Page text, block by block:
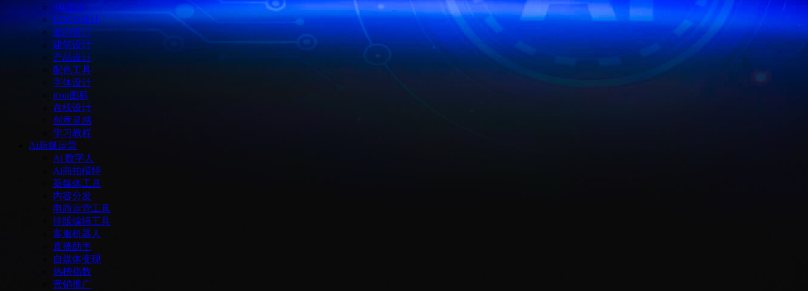
3D设计
LOGO设计
室内设计
建筑设计
产品设计
配色工具
字体设计
icon图标
在线设计
创意灵感
学习教程
Ai新媒运营
Ai 数字人
Ai商拍模特
新媒体工具
内容分发
电商运营工具
排版编辑工具
客服机器人
直播助手
自媒体变现
热榜指数
营销推广